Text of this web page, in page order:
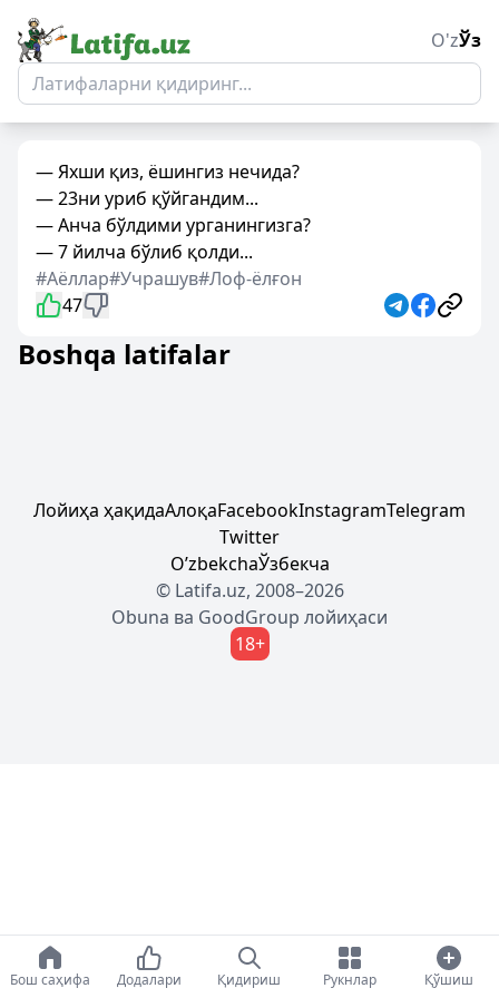
O'zЎз
— Яхши қиз, ёшингиз нечида?
— 23ни уриб қўйгандим...
— Анча бўлдими урганингизга?
— 7 йилча бўлиб қолди...
#Аёллар#Учрашув#Лоф-ёлғон
47
Boshqa latifalar
Лойиҳа ҳақидаАлоқаFacebookInstagramTelegram
Twitter
OʼzbekchaЎзбекча
© Latifa.uz, 2008–2026
Obuna ва GoodGroup лойиҳаси
18+
Бош саҳифа Додалари Қидириш Рукнлар Қўшиш